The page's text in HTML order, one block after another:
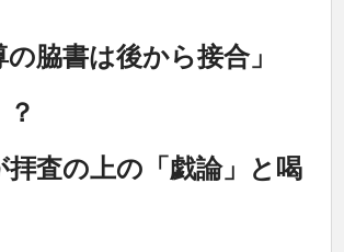
の脇書は後から接合」
拝査の上の「戯論」と喝